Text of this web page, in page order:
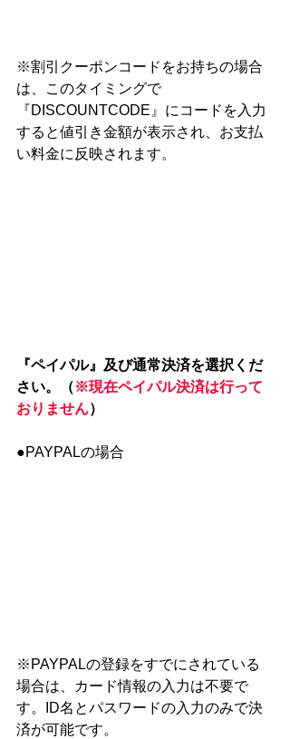
※割引クーポンコードをお持ちの場合
は、このタイミングで
『DISCOUNTCODE』にコードを入力
すると値引き金額が表示され、お支払
い料金に反映されます。
『ペイパル』及び通常決済を選択くだ
さい。（※現在ペイパル決済は行って
おりません）
●PAYPALの場合
※PAYPALの登録をすでにされている
場合は、カード情報の入力は不要で
す。ID名とパスワードの入力のみで決
済が可能です。